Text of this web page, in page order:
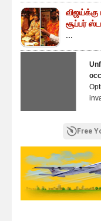
விஜய்க்கு
சூப்பர்
Free